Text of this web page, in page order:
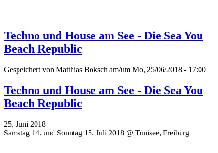
Techno und House am See - Die Sea You
Beach Republic
Gespeichert von Matthias Boksch am/um Mo, 25/06/2018 - 17:00
Techno und House am See - Die Sea You
Beach Republic
25. Juni 2018
Samstag 14. und Sonntag 15. Juli 2018 @ Tunisee, Freiburg